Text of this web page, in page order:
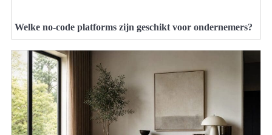
Welke no-code platforms zijn geschikt voor ondernemers?